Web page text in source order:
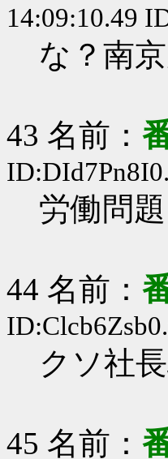
14:09:10.49
な？南
43 名前：
労働問
44 名前：
クソ社
45 名前：